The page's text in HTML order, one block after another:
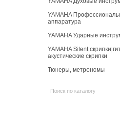
YAMAHA
аппаратура
YAMAHA Ударные
YAMAHA Silent
акустические скрипки
Тюнеры, метрономы